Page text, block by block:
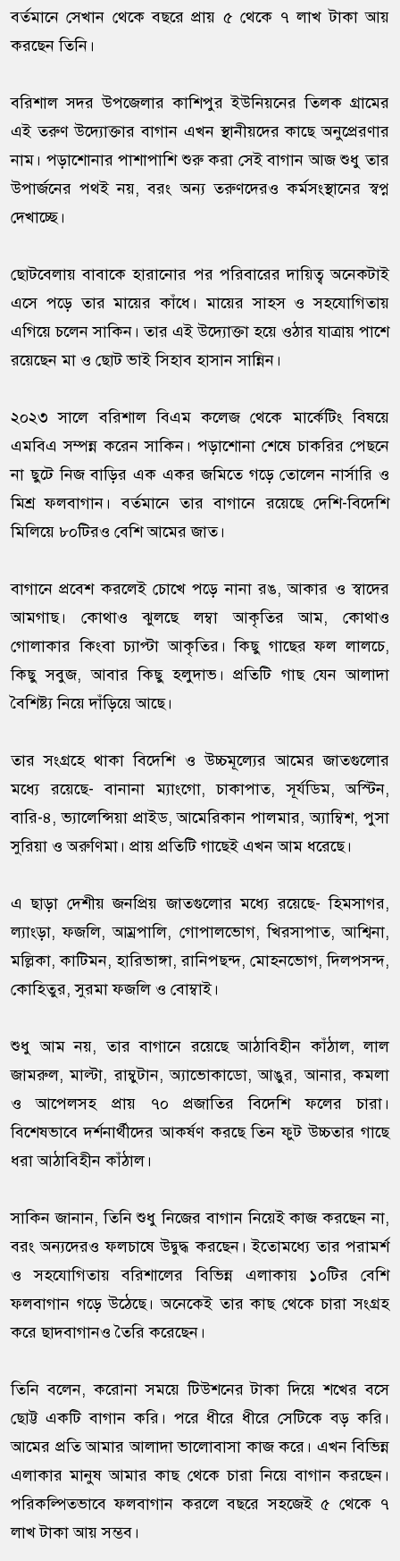
বর্তমানে সেখান থেকে বছরে প্রায় ৫ থেকে ৭ লাখ টাকা আয়
করছেন তিনি।
বরিশাল সদর উপজেলার কাশিপুর ইউনিয়নের তিলক গ্রামের
এই তরুণ উদ্যোক্তার বাগান এখন স্থানীয়দের কাছে অনুপ্রেরণার
নাম। পড়াশোনার পাশাপাশি শুরু করা সেই বাগান আজ শুধু তার
উপার্জনের পথই নয়, বরং অন্য তরুণদেরও কর্মসংস্থানের স্বপ্ন
দেখাচ্ছে।
ছোটবেলায় বাবাকে হারানোর পর পরিবারের দায়িত্ব অনেকটাই
এসে পড়ে তার মায়ের কাঁধে। মায়ের সাহস ও সহযোগিতায়
এগিয়ে চলেন সাকিন। তার এই উদ্যোক্তা হয়ে ওঠার যাত্রায় পাশে
রয়েছেন মা ও ছোট ভাই সিহাব হাসান সান্নিন।
২০২৩ সালে বরিশাল বিএম কলেজ থেকে মার্কেটিং বিষয়ে
এমবিএ সম্পন্ন করেন সাকিন। পড়াশোনা শেষে চাকরির পেছনে
না ছুটে নিজ বাড়ির এক একর জমিতে গড়ে তোলেন নার্সারি ও
মিশ্র ফলবাগান। বর্তমানে তার বাগানে রয়েছে দেশি-বিদেশি
মিলিয়ে ৮০টিরও বেশি আমের জাত।
বাগানে প্রবেশ করলেই চোখে পড়ে নানা রঙ, আকার ও স্বাদের
আমগাছ। কোথাও ঝুলছে লম্বা আকৃতির আম, কোথাও
গোলাকার কিংবা চ্যাপ্টা আকৃতির। কিছু গাছের ফল লালচে,
কিছু সবুজ, আবার কিছু হলুদাভ। প্রতিটি গাছ যেন আলাদা
বৈশিষ্ট্য নিয়ে দাঁড়িয়ে আছে।
তার সংগ্রহে থাকা বিদেশি ও উচ্চমূল্যের আমের জাতগুলোর
মধ্যে রয়েছে- বানানা ম্যাংগো, চাকাপাত, সূর্যডিম, অস্টিন,
বারি-৪, ভ্যালেন্সিয়া প্রাইড, আমেরিকান পালমার, অ্যাম্বিশ, পুসা
সুরিয়া ও অরুণিমা। প্রায় প্রতিটি গাছেই এখন আম ধরেছে।
এ ছাড়া দেশীয় জনপ্রিয় জাতগুলোর মধ্যে রয়েছে- হিমসাগর,
ল্যাংড়া, ফজলি, আম্রপালি, গোপালভোগ, খিরসাপাত, আশ্বিনা,
মল্লিকা, কাটিমন, হারিভাঙ্গা, রানিপছন্দ, মোহনভোগ, দিলপসন্দ,
কোহিতুর, সুরমা ফজলি ও বোম্বাই।
শুধু আম নয়, তার বাগানে রয়েছে আঠাবিহীন কাঁঠাল, লাল
জামরুল, মাল্টা, রাম্বুটান, অ্যাভোকাডো, আঙুর, আনার, কমলা
ও আপেলসহ প্রায় ৭০ প্রজাতির বিদেশি ফলের চারা।
বিশেষভাবে দর্শনার্থীদের আকর্ষণ করছে তিন ফুট উচ্চতার গাছে
ধরা আঠাবিহীন কাঁঠাল।
সাকিন জানান, তিনি শুধু নিজের বাগান নিয়েই কাজ করছেন না,
বরং অন্যদেরও ফলচাষে উদ্বুদ্ধ করছেন। ইতোমধ্যে তার পরামর্শ
ও সহযোগিতায় বরিশালের বিভিন্ন এলাকায় ১০টির বেশি
ফলবাগান গড়ে উঠেছে। অনেকেই তার কাছ থেকে চারা সংগ্রহ
করে ছাদবাগানও তৈরি করেছেন।
তিনি বলেন, করোনা সময়ে টিউশনের টাকা দিয়ে শখের বসে
ছোট্ট একটি বাগান করি। পরে ধীরে ধীরে সেটিকে বড় করি।
আমের প্রতি আমার আলাদা ভালোবাসা কাজ করে। এখন বিভিন্ন
এলাকার মানুষ আমার কাছ থেকে চারা নিয়ে বাগান করছেন।
পরিকল্পিতভাবে ফলবাগান করলে বছরে সহজেই ৫ থেকে ৭
লাখ টাকা আয় সম্ভব।